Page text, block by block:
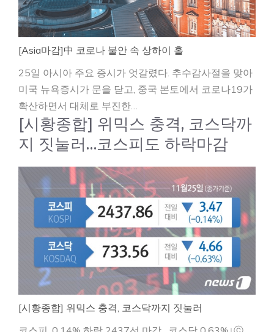
[Asia마감]中 코로나 불안 속 상하이 홀
25일 아시아 주요 증시가 엇갈렸다. 추수감사절을 맞아
미국 뉴욕증시가 문을 닫고, 중국 본토에서 코로나19가
확산하면서 대체로 부진한…
[시황종합] 위믹스 충격, 코스닥까
지 짓눌러…코스피도 하락마감
[시황종합] 위믹스 충격, 코스닥까지 짓눌러